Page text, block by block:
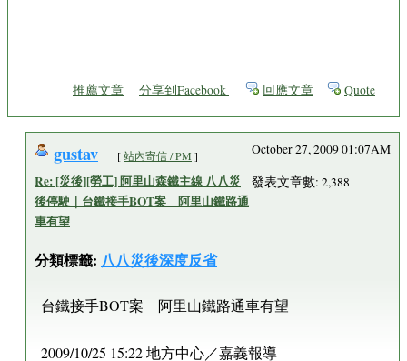
推薦文章 分享到Facebook 回應文章 Quote
gustav [站內寄信 / PM ]
Re: [災後][勞工] 阿里山森鐵主線 八八災
後停駛｜台鐵接手BOT案 阿里山鐵路通
車有望
分類標籤: 八八災後深度反省
October 27, 2009 01:07AM
發表文章數: 2,388
台鐵接手BOT案 阿里山鐵路通車有望
2009/10/25 15:22 地方中心／嘉義報導